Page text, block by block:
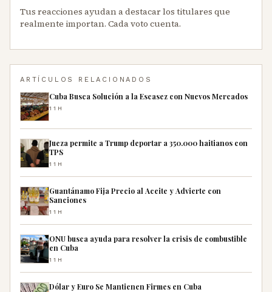
Tus reacciones ayudan a destacar los titulares que
realmente importan. Cada voto cuenta.
ARTÍCULOS RELACIONADOS
Cuba Busca Solución a la Escasez con Nuevos Mercados
11H
Jueza permite a Trump deportar a 350.000 haitianos con
TPS
11H
Guantánamo Fija Precio al Aceite y Advierte con
Sanciones
11H
ONU busca ayuda para resolver la crisis de combustible
en Cuba
11H
Dólar y Euro Se Mantienen Firmes en Cuba